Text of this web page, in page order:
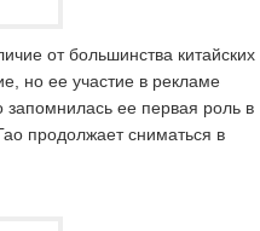
от большинства китайских
но ее участие в рекламе
ее первая роль в
продолжает сниматься в